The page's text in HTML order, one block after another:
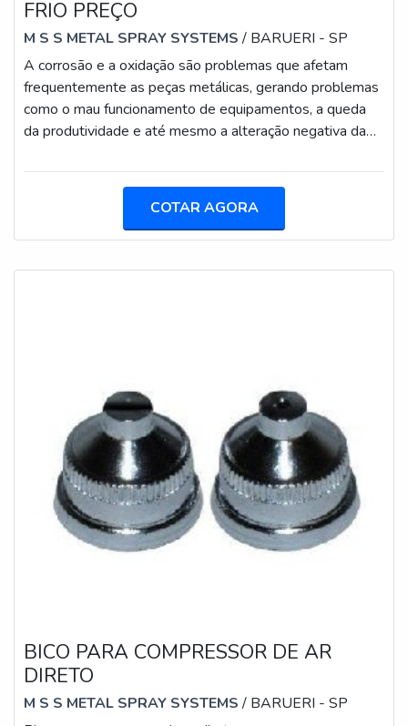
FRIO PREÇO
M S S METAL SPRAY SYSTEMS/ BARUERI - SP
A corrosão e a oxidação são problemas que afetam
frequentemente as peças metálicas, gerando problemas
como o mau funcionamento de equipamentos, a queda
da produtividade e até mesmo a alteração negativa da
equipamentos para zincagem a frio são bastante
depositada sobre a superfície da peça por meio de um
processo de eletrólise, o que evita o desgaste. COMO
COTAR AGORA
BICO PARA COMPRESSOR DE AR
DIRETO
M S S METAL SPRAY SYSTEMS/ BARUERI - SP